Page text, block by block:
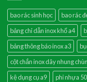
bao rác sinh học bao rác
bảng chỉ dẫn inox khổ a4
bảng thông báo inox a3
cột chắn inox dây nhung
kệ dụng cụ a9
phi nhựa